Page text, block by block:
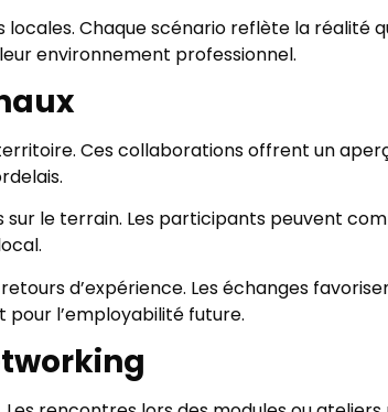
Chaque scénario reflète la réalité
environnement professionnel.
Ces collaborations offrent un
le terrain. Les participants peuvent
d’expérience. Les échanges
l’employabilité future.